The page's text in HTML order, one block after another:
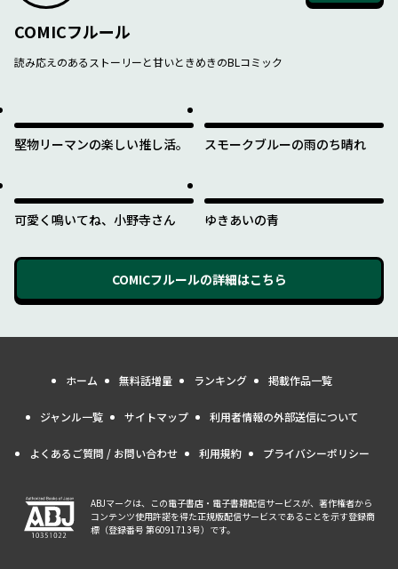
COMICフルール
読み応えのあるストーリーと甘いときめきのBLコミック
堅物リーマンの楽しい推し活。 スモークブルーの雨のち晴れ
可愛く鳴いてね、小野寺さん ゆきあいの青
COMICフルールの詳細はこちら
ホーム 無料話増量 ランキング 掲載作品一覧
ジャンル一覧 サイトマップ 利用者情報の外部送信について
よくあるご質問 / お問い合わせ 利用規約 プライバシーポリシー
ABJマークは、この電子書店・電子書籍配信サービスが、著作権者から
コンテンツ使用許諾を得た正規版配信サービスであることを示す登録商
標（登録番号 第6091713号）です。